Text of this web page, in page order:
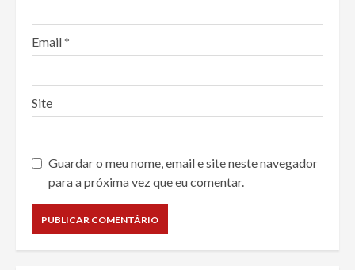
Email*
Site
Guardar o meu nome, email e site neste navegador
para a próxima vez que eu comentar.